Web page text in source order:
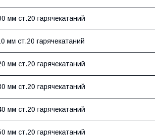
мм ст.20 гарячекатаний
мм ст.20 гарячекатаний
мм ст.20 гарячекатаний
мм ст.20 гарячекатаний
мм ст.20 гарячекатаний
мм ст.20 гарячекатаний